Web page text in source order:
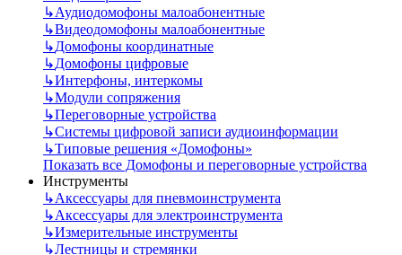
↳Аудиодомофоны малоабонентные
↳Видеодомофоны малоабонентные
↳Домофоны координатные
↳Домофоны цифровые
↳Интерфоны, интеркомы
↳Модули сопряжения
↳Переговорные устройства
↳Системы цифровой записи аудиоинформации
↳Типовые решения «Домофоны»
Показать все Домофоны и переговорные устройства
Инструменты
↳Аксессуары для пневмоинструмента
↳Аксессуары для электроинструмента
↳Измерительные инструменты
↳Лестницы и стремянки